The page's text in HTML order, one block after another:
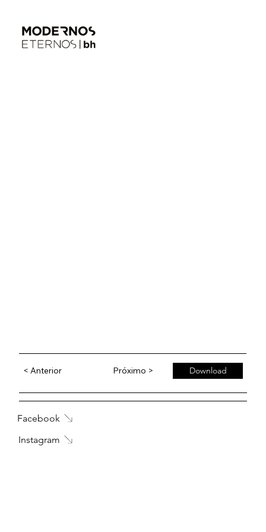
< Anterior Próximo > Download
Facebook
Instagram